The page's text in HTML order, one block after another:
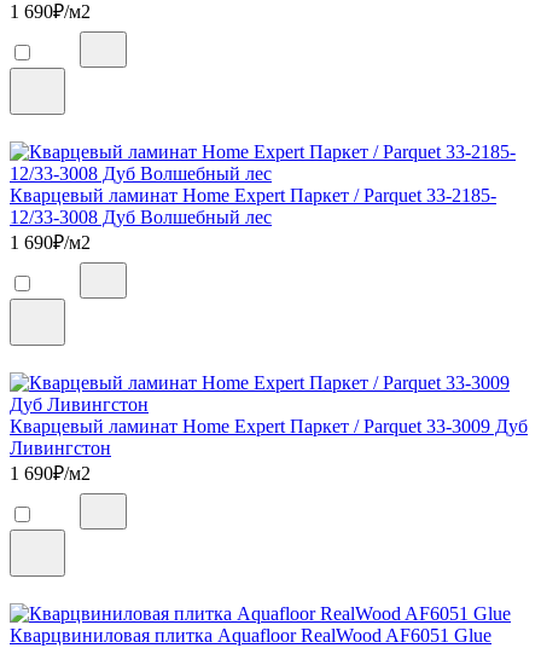
1 690₽/м2
Кварцевый ламинат Home Expert Паркет / Parquet 33-2185-
12/33-3008 Дуб Волшебный лес
1 690₽/м2
Кварцевый ламинат Home Expert Паркет / Parquet 33-3009 Дуб
Ливингстон
1 690₽/м2
Кварцвиниловая плитка Aquafloor RealWood AF6051 Glue